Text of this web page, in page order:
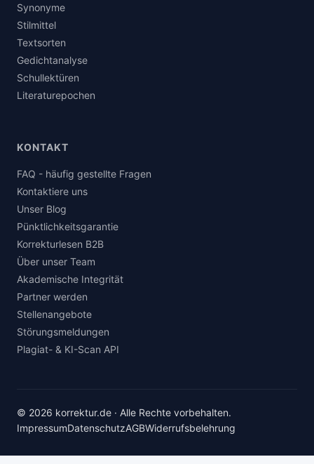
Synonyme
Stilmittel
Textsorten
Gedichtanalyse
Schullektüren
Literaturepochen
KONTAKT
FAQ - häufig gestellte Fragen
Kontaktiere uns
Unser Blog
Pünktlichkeitsgarantie
Korrekturlesen B2B
Über unser Team
Akademische Integrität
Partner werden
Stellenangebote
Störungsmeldungen
Plagiat- & KI-Scan API
© 2026 korrektur.de · Alle Rechte vorbehalten.
ImpressumDatenschutzAGBWiderrufsbelehrung